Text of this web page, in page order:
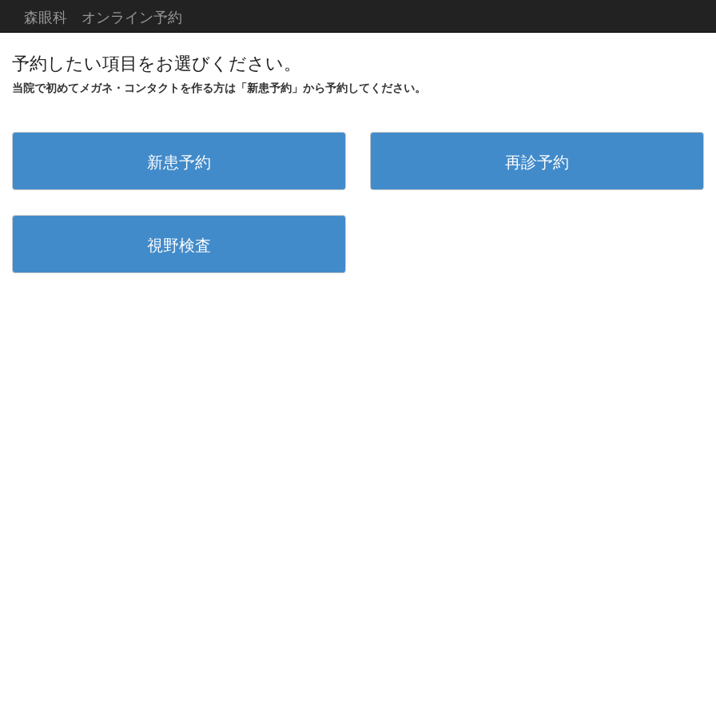
森眼科 オンライン予約
予約したい項目をお選びください。
当院で初めてメガネ・コンタクトを作る方は「新患予約」から予約してください。
新患予約 再診予約
視野検査